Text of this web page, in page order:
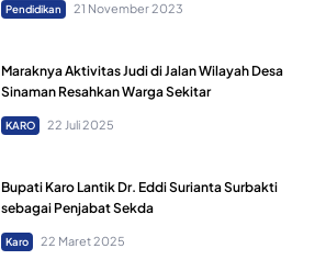
Pendidikan 21 November 2023
Maraknya Aktivitas Judi di Jalan Wilayah Desa
Sinaman Resahkan Warga Sekitar
KARO 22 Juli 2025
Bupati Karo Lantik Dr. Eddi Surianta Surbakti
sebagai Penjabat Sekda
Karo 22 Maret 2025